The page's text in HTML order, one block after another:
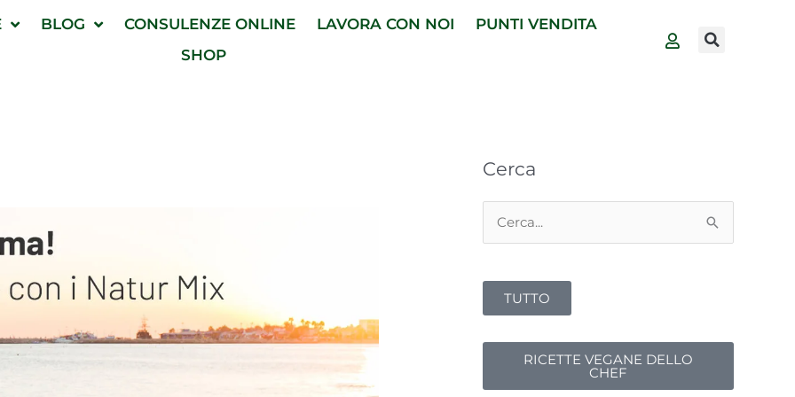
BLOG CONSULENZE ONLINE LAVORA CON NOI
PUNTI VENDITA
SHOP
Cerca
Cerca:
TUTTO
RICETTE VEGANE DELLO
CHEF